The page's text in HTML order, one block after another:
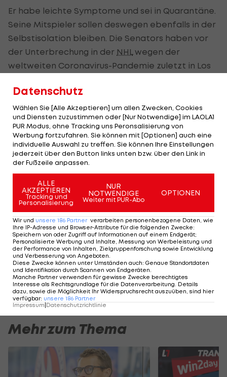
Er habe leichte Symptome und sei in Quarantäne.
Seine Mitspieler sollen deswegen ebenfalls in der
Selbstisolation bleiben. Die Senators haben vor
der Unterbrechung in der NHL wegen der
weltweiten Coronavirus-Pandemie zuletzt in Los
Eishockey-TalentMarco Rossi, der in der
kanadischen Juniorenliga OHL bei den Ottawa 67s
spielt.
unterbricht
NHL
Der legendäre Durchmarsch des FC
Wacker Tirol I #Zwarakonferenz History
Zwarakonferenz
Am Stammtisch
Mehr zum Thema
Datenschutz
Wählen Sie [Alle Akzeptieren] um allen Zwecken, Cookies
und Diensten zuzustimmen oder [Nur Notwendige] im LAOLA1
PUR Modus, ohne Tracking uns Peronsalisierung von
Werbung fortzufahren. Sie können mit [Optionen] auch eine
individuelle Auswahl zu treffen. Sie können Ihre Einstellungen
jederzeit über den Button links unten bzw. über den Link in
der Fußzeile anpassen.
ALLE
AKZEPTIEREN
Tracking und
Personalisierung
NUR
NOTWENDIGE
Weiter mit PUR-Abo
OPTIONEN
Wir und unsere 186 Partner verarbeiten personenbezogene Daten, wie
Ihre IP-Adresse und Browser-Attribute für die folgenden Zwecke:
Speichern von oder Zugriff auf Informationen auf einem Endgerät;
Personalisierte Werbung und Inhalte, Messung von Werbeleistung und
der Performance von Inhalten, Zielgruppenforschung sowie Entwicklung
und Verbesserung von Angeboten
Diese Zwecke können unter Umständen auch: Genaue Standortdaten
und Identifikation durch Scannen von Endgeräten
Manche Partner verwenden für gewisse Zwecke berechtigtes
Interesse als Rechtsgrundlage für die Datenverarbeitung. Details
dazu, sowie die Möglichkeit Ihr Widerspruchsrecht auszuüben, sind hier
verfügbar: unsere 186 Partner
Impressum|Datenschutzrichtlinie